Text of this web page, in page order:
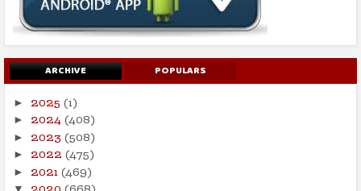
ARCHIVE POPULARS
► 2025 (1)
► 2024(408)
► 2023 (508)
► 2022 (475)
► 2021(469)